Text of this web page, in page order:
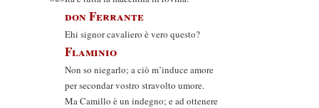
don Ferrante
Ehi signor cavaliero è vero questo?
Flaminio
Non so niegarlo; a ciò m’induce amore
per secondar vostro stravolto umore.
Ma Camillo è un indegno; e ad ottenere